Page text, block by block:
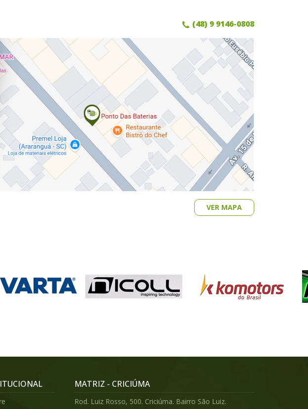
(48) 9 9146-0808
VER MAPA
MATRIZ - CRICIÚMA
Rod. Luiz Rosso, 500. Criciúma. Bairro São Luiz.